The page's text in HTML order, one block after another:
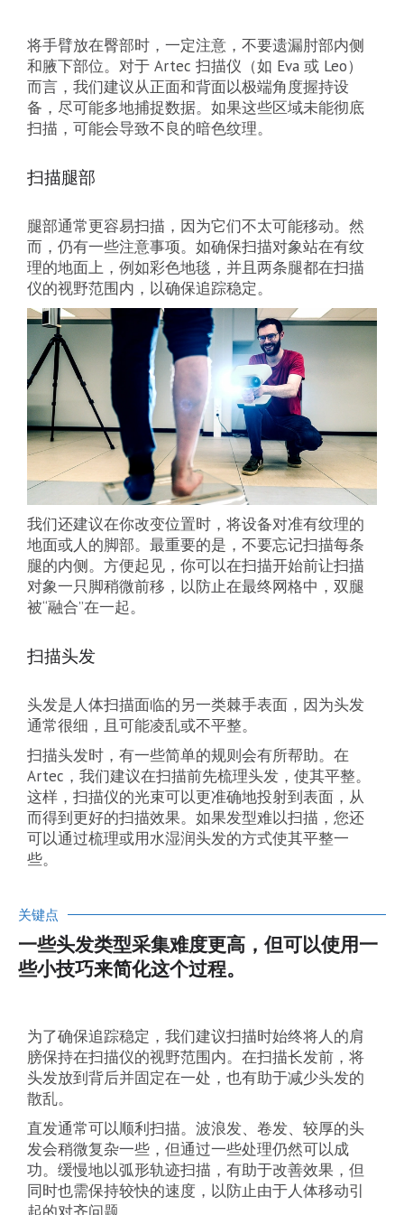
将手臂放在臀部时，一定注意，不要遗漏肘部内侧
和腋下部位。对于 Artec 扫描仪（如 Eva 或 Leo）
而言，我们建议从正面和背面以极端角度握持设
备，尽可能多地捕捉数据。如果这些区域未能彻底
扫描，可能会导致不良的暗色纹理。
扫描腿部
腿部通常更容易扫描，因为它们不太可能移动。然
而，仍有一些注意事项。如确保扫描对象站在有纹
理的地面上，例如彩色地毯，并且两条腿都在扫描
仪的视野范围内，以确保追踪稳定。
我们还建议在你改变位置时，将设备对准有纹理的
地面或人的脚部。最重要的是，不要忘记扫描每条
腿的内侧。方便起见，你可以在扫描开始前让扫描
对象一只脚稍微前移，以防止在最终网格中，双腿
被“融合”在一起。
扫描头发
头发是人体扫描面临的另一类棘手表面，因为头发
通常很细，且可能凌乱或不平整。
扫描头发时，有一些简单的规则会有所帮助。在
Artec，我们建议在扫描前先梳理头发，使其平整。
这样，扫描仪的光束可以更准确地投射到表面，从
而得到更好的扫描效果。如果发型难以扫描，您还
可以通过梳理或用水湿润头发的方式使其平整一
些。
关键点
一些头发类型采集难度更高，但可以使用一
些小技巧来简化这个过程。
为了确保追踪稳定，我们建议扫描时始终将人的肩
膀保持在扫描仪的视野范围内。在扫描长发前，将
头发放到背后并固定在一处，也有助于减少头发的
散乱。
直发通常可以顺利扫描。波浪发、卷发、较厚的头
发会稍微复杂一些，但通过一些处理仍然可以成
功。缓慢地以弧形轨迹扫描，有助于改善效果，但
同时也需保持较快的速度，以防止由于人体移动引